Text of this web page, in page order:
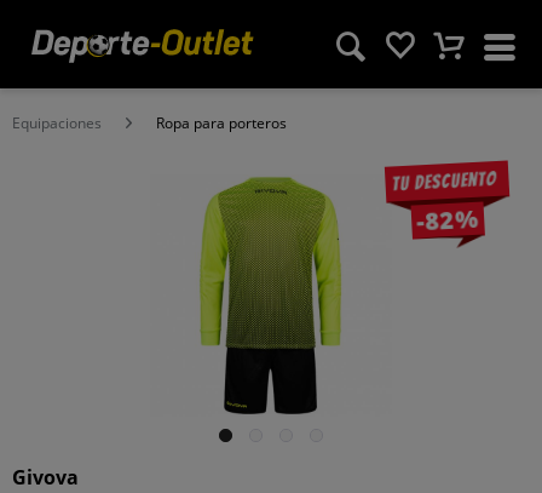
Equipaciones Ropa para porteros
Tu descuento
-82%
Givova